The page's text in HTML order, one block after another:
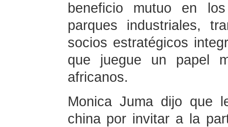
beneficio mutuo en
parques industriales,
socios estratégicos
que juegue un papel
africanos.
Monica Juma dijo que
china por invitar a la